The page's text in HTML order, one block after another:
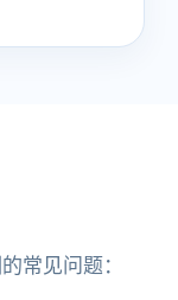
常见问题：